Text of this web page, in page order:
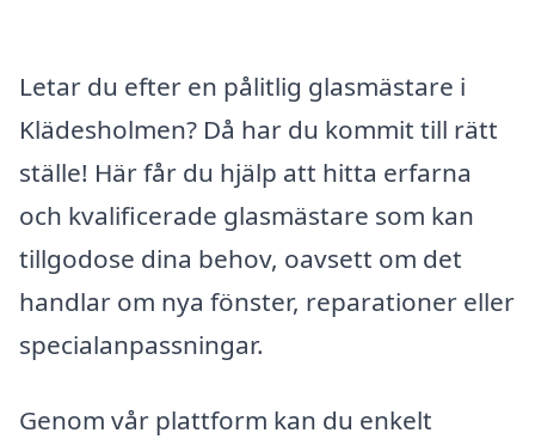
Letar du efter en pålitlig glasmästare i
Klädesholmen? Då har du kommit till rätt
ställe! Här får du hjälp att hitta erfarna
och kvalificerade glasmästare som kan
tillgodose dina behov, oavsett om det
handlar om nya fönster, reparationer eller
specialanpassningar.
Genom vår plattform kan du enkelt